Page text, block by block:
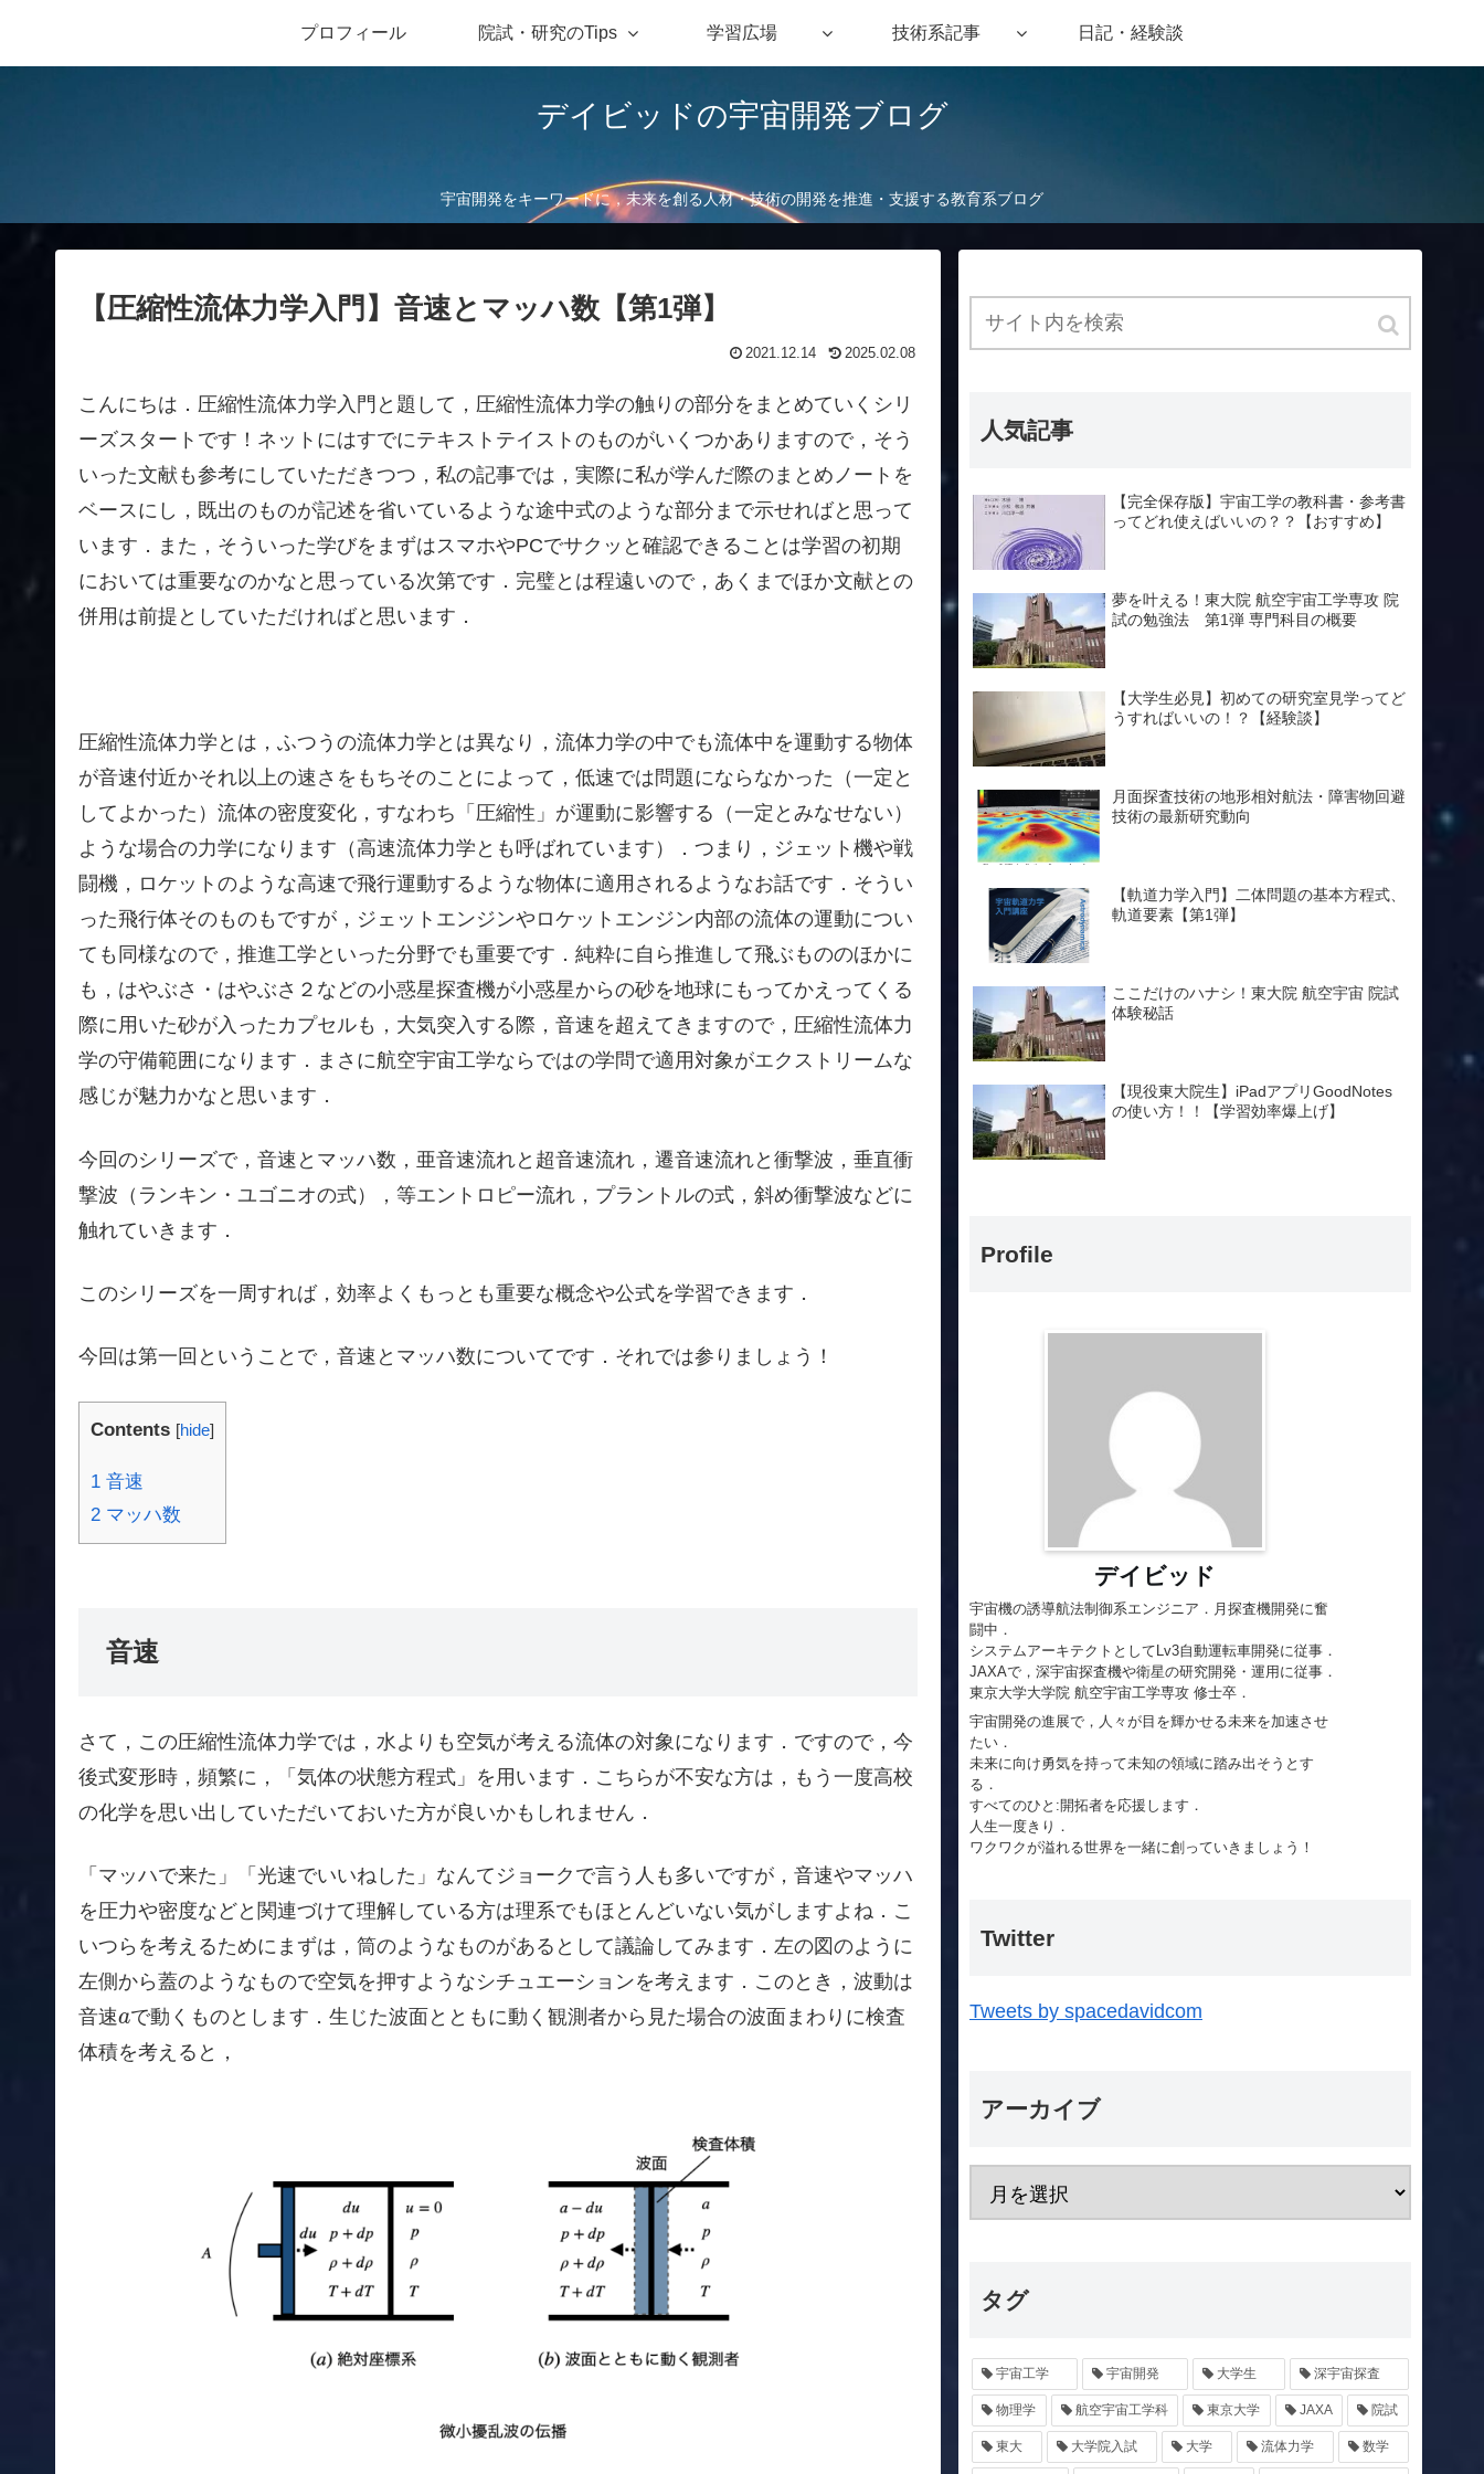
デイビッドの宇宙開発ブログ
宇宙開発をキーワードに，未来を創る人材・技術の開発を推進・支援する教育系ブログ
プロフィール 院試・研究のTips 学習広場 技術系記事 日記・経験談
【圧縮性流体力学入門】音速とマッハ数【第1弾】
2021.12.14 2025.02.08
こんにちは．圧縮性流体力学入門と題して，圧縮性流体力学の触りの部分をまとめていくシリ
ーズスタートです！ネットにはすでにテキストテイストのものがいくつかありますので，そう
いった文献も参考にしていただきつつ，私の記事では，実際に私が学んだ際のまとめノートを
ベースにし，既出のものが記述を省いているような途中式のような部分まで示せればと思って
います．また，そういった学びをまずはスマホやPCでサクッと確認できることは学習の初期
においては重要なのかなと思っている次第です．完璧とは程遠いので，あくまでほか文献との
併用は前提としていただければと思います．
圧縮性流体力学とは，ふつうの流体力学とは異なり，流体力学の中でも流体中を運動する物体
が音速付近かそれ以上の速さをもちそのことによって，低速では問題にならなかった（一定と
してよかった）流体の密度変化，すなわち「圧縮性」が運動に影響する（一定とみなせない）
ような場合の力学になります（高速流体力学とも呼ばれています）．つまり，ジェット機や戦
闘機，ロケットのような高速で飛行運動するような物体に適用されるようなお話です．そうい
った飛行体そのものもですが，ジェットエンジンやロケットエンジン内部の流体の運動につい
ても同様なので，推進工学といった分野でも重要です．純粋に自ら推進して飛ぶもののほかに
も，はやぶさ・はやぶさ２などの小惑星探査機が小惑星からの砂を地球にもってかえってくる
際に用いた砂が入ったカプセルも，大気突入する際，音速を超えてきますので，圧縮性流体力
学の守備範囲になります．まさに航空宇宙工学ならではの学問で適用対象がエクストリームな
感じが魅力かなと思います．
今回のシリーズで，音速とマッハ数，亜音速流れと超音速流れ，遷音速流れと衝撃波，垂直衝
撃波（ランキン・ユゴニオの式），等エントロピー流れ，プラントルの式，斜め衝撃波などに
触れていきます．
このシリーズを一周すれば，効率よくもっとも重要な概念や公式を学習できます．
今回は第一回ということで，音速とマッハ数についてです．それでは参りましょう！
Contents [hide]
1 音速
2 マッハ数
音速
さて，この圧縮性流体力学では，水よりも空気が考える流体の対象になります．ですので，今
後式変形時，頻繁に，「気体の状態方程式」を用います．こちらが不安な方は，もう一度高校
の化学を思い出していただいておいた方が良いかもしれません．
「マッハで来た」「光速でいいねした」なんてジョークで言う人も多いですが，音速やマッハ
を圧力や密度などと関連づけて理解している方は理系でもほとんどいない気がしますよね．こ
いつらを考えるためにまずは，筒のようなものがあるとして議論してみます．左の図のように
左側から蓋のようなもので空気を押すようなシチュエーションを考えます．このとき，波動は
音速a
aで動くものとします．生じた波面とともに動く観測者から見た場合の波面まわりに検査
体積を考えると，
人気記事
【完全保存版】宇宙工学の教科書・参考書
ってどれ使えばいいの？？【おすすめ】
夢を叶える！東大院 航空宇宙工学専攻 院
試の勉強法 第1弾 専門科目の概要
【大学生必見】初めての研究室見学ってど
うすればいいの！？【経験談】
月面探査技術の地形相対航法・障害物回避
技術の最新研究動向
【軌道力学入門】二体問題の基本方程式、
軌道要素【第1弾】
ここだけのハナシ！東大院 航空宇宙 院試
体験秘話
【現役東大院生】iPadアプリGoodNotes
の使い方！！【学習効率爆上げ】
Profile
デイビッド
宇宙機の誘導航法制御系エンジニア．月探査機開発に奮
闘中．
システムアーキテクトとしてLv3自動運転車開発に従事．
JAXAで，深宇宙探査機や衛星の研究開発・運用に従事．
東京大学大学院 航空宇宙工学専攻 修士卒．
宇宙開発の進展で，人々が目を輝かせる未来を加速させ
たい．
未来に向け勇気を持って未知の領域に踏み出そうとす
る．
すべてのひと:開拓者を応援します．
人生一度きり．
ワクワクが溢れる世界を一緒に創っていきましょう！
Twitter
Tweets by spacedavidcom
アーカイブ
タグ
宇宙工学 宇宙開発 大学生 深宇宙探査
物理学 航空宇宙工学科 東京大学 JAXA 院試
東大 大学院入試 大学 流体力学 数学